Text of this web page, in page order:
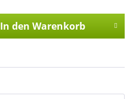
In den Warenkorb